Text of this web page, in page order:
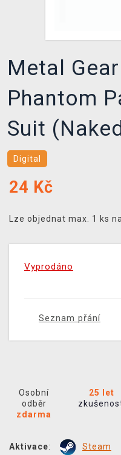
Metal
Phantom
Suit
Digital
24 Kč
Lze objednat max. 1 ks
Vyprodáno
Seznam přání
Osobní
odběr
zdarma
25 let
Aktivace: Steam